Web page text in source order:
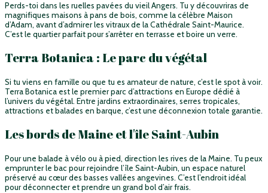
Perds-toi dans les ruelles pavées du vieil Angers. Tu y découvriras de
magnifiques maisons à pans de bois, comme la célèbre Maison
d’Adam, avant d’admirer les vitraux de la Cathédrale Saint-Maurice.
C’est le quartier parfait pour s’arrêter en terrasse et boire un verre.
Terra Botanica : Le parc du végétal
Si tu viens en famille ou que tu es amateur de nature, c’est le spot à voir.
Terra Botanica est le premier parc d’attractions en Europe dédié à
l’univers du végétal. Entre jardins extraordinaires, serres tropicales,
attractions et balades en barque, c’est une déconnexion totale garantie.
Les bords de Maine et l'île Saint-Aubin
Pour une balade à vélo ou à pied, direction les rives de la Maine. Tu peux
emprunter le bac pour rejoindre l’île Saint-Aubin, un espace naturel
préservé au cœur des basses vallées angevines. C’est l’endroit idéal
pour déconnecter et prendre un grand bol d’air frais.